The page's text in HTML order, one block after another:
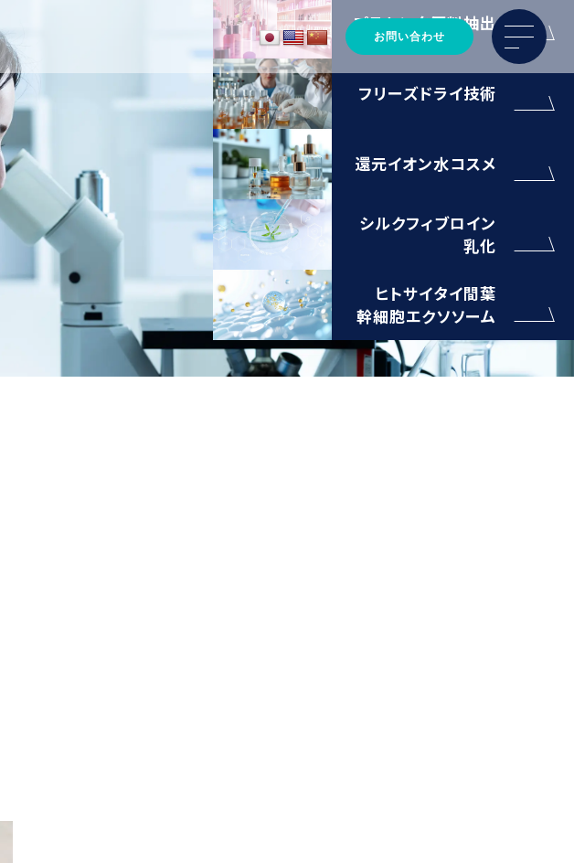
お問い合わせ
プラセンタ原料抽出
フリーズドライ技術
還元イオン水コスメ
シルクフィブロイン
乳化
ヒトサイタイ間葉
幹細胞エクソソーム